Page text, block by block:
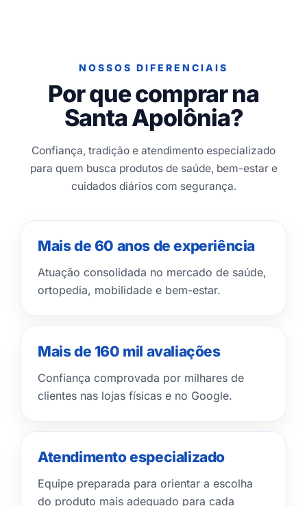
NOSSOS DIFERENCIAIS
Por que comprar na
Santa Apolônia?
Confiança, tradição e atendimento especializado
para quem busca produtos de saúde, bem-estar e
cuidados diários com segurança.
Mais de 60 anos de experiência
Atuação consolidada no mercado de saúde,
ortopedia, mobilidade e bem-estar.
Mais de 160 mil avaliações
Confiança comprovada por milhares de
clientes nas lojas físicas e no Google.
Atendimento especializado
Equipe preparada para orientar a escolha
do produto mais adequado para cada